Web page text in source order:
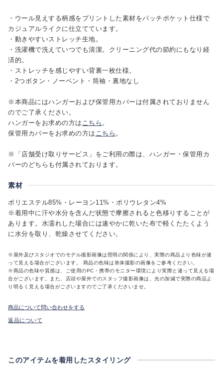
・ウール見えする柄感をプリントした素材をパッチポケット仕様で
カジュアルライクに仕立てています。
・動きやすいストレッチ生地。
・洗濯機で洗えていつでも清潔。クリーニング代の節約にもなり経
済的。
・ストレッチを感じやすい背裏一枚仕様。
・2つボタン・ノーベント・筒袖・裏地なし
※本商品にはハンガーおよび保管用カバーは付属されておりません
のでご了承ください。
ハンガーをお求めの方は こちら 。
保管用カバーをお求めの方は こちら 。
※「店舗受け取りサービス」をご利用の際は、ハンガー・保管用カ
バーのどちらも付属されております。
素材
ポリエステル85%・レーヨン11%・ポリウレタン4%
※着用中に汗や水分を含んだ状態で摩擦されると色移りすることが
あります。水濡れした場合には速やかに乾いた布で軽くたたくよう
に水分を取り、乾燥させてください。
※屋外及びスタジオでのモデル撮影画像は照明の関係により、実際の商品より色味が違
って見える場合がございます。 商品の色味は単体撮影の画像をご参考ください。
※商品の色味や質感は、ご使用のPC・携帯のモニター環境により実際と違って見える場
合がございます。また、店頭や屋外でのスタッフ撮影画像は、光の加減で実際の商品よ
り明るく見える場合がございますのでご了承くださいませ。
商品について問い合わせをする
返品について
このアイテムを着用したスタイリング